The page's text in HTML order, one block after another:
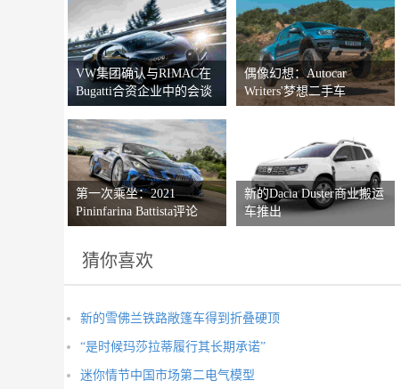
VW集团确认与RIMAC在
Bugatti合资企业中的会谈
偶像幻想：Autocar
Writers'梦想二手车
第一次乘坐：2021
Pininfarina Battista评论
新的Dacia Duster商业搬运
车推出
猜你喜欢
新的雪佛兰铁路敞篷车得到折叠硬顶
“是时候玛莎拉蒂履行其长期承诺”
迷你情节中国市场第二电气模型